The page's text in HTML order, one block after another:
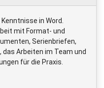
in Word.
mit Format- und
Serienbriefen,
Arbeiten im Team und
für die Praxis.